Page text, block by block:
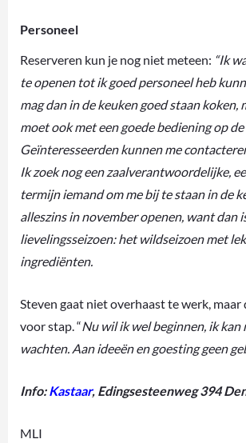
Personeel
Reserveren kun je nog niet meteen: “Ik
te openen tot ik goed personeel heb
mag dan in de keuken goed staan koken,
moet ook met een goede bediening op
Geïnteresseerden kunnen me
Ik zoek nog een zaalverantwoordelijke,
termijn iemand om me bij te staan in de
alleszins in november openen, want dan
lievelingsseizoen: het wildseizoen met
ingrediënten.
Steven gaat niet overhaast te werk,
voor stap. “Nu wil ik wel beginnen, ik kan
wachten. Aan ideeën en goesting geen
Info:Kastaar, Edingsesteenweg 394
MLI